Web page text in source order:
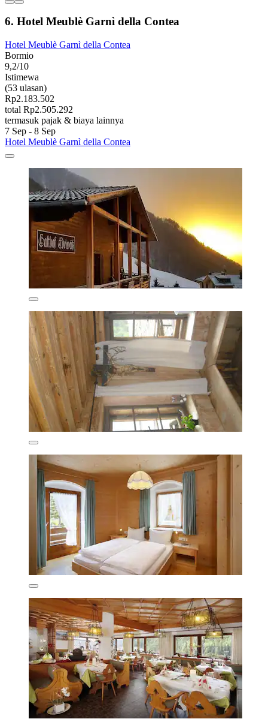
6. Hotel Meublè Garnì della Contea
Hotel Meublè Garnì della Contea
Bormio
9,2/10
Istimewa
(53 ulasan)
Rp2.183.502
total Rp2.505.292
termasuk pajak & biaya lainnya
7 Sep - 8 Sep
Hotel Meublè Garnì della Contea